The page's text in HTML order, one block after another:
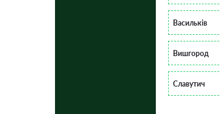
Васильків
Вишгород
Славутич